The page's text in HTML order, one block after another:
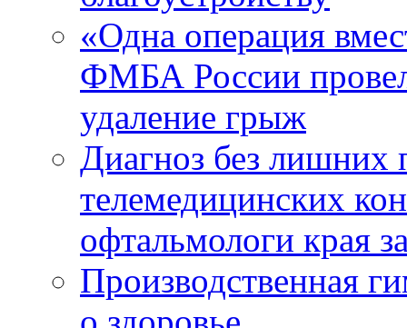
«Одна операция
ФМБА России
удаление грыж
Диагноз без лишних
телемедицинских
офтальмологи края
Производственная